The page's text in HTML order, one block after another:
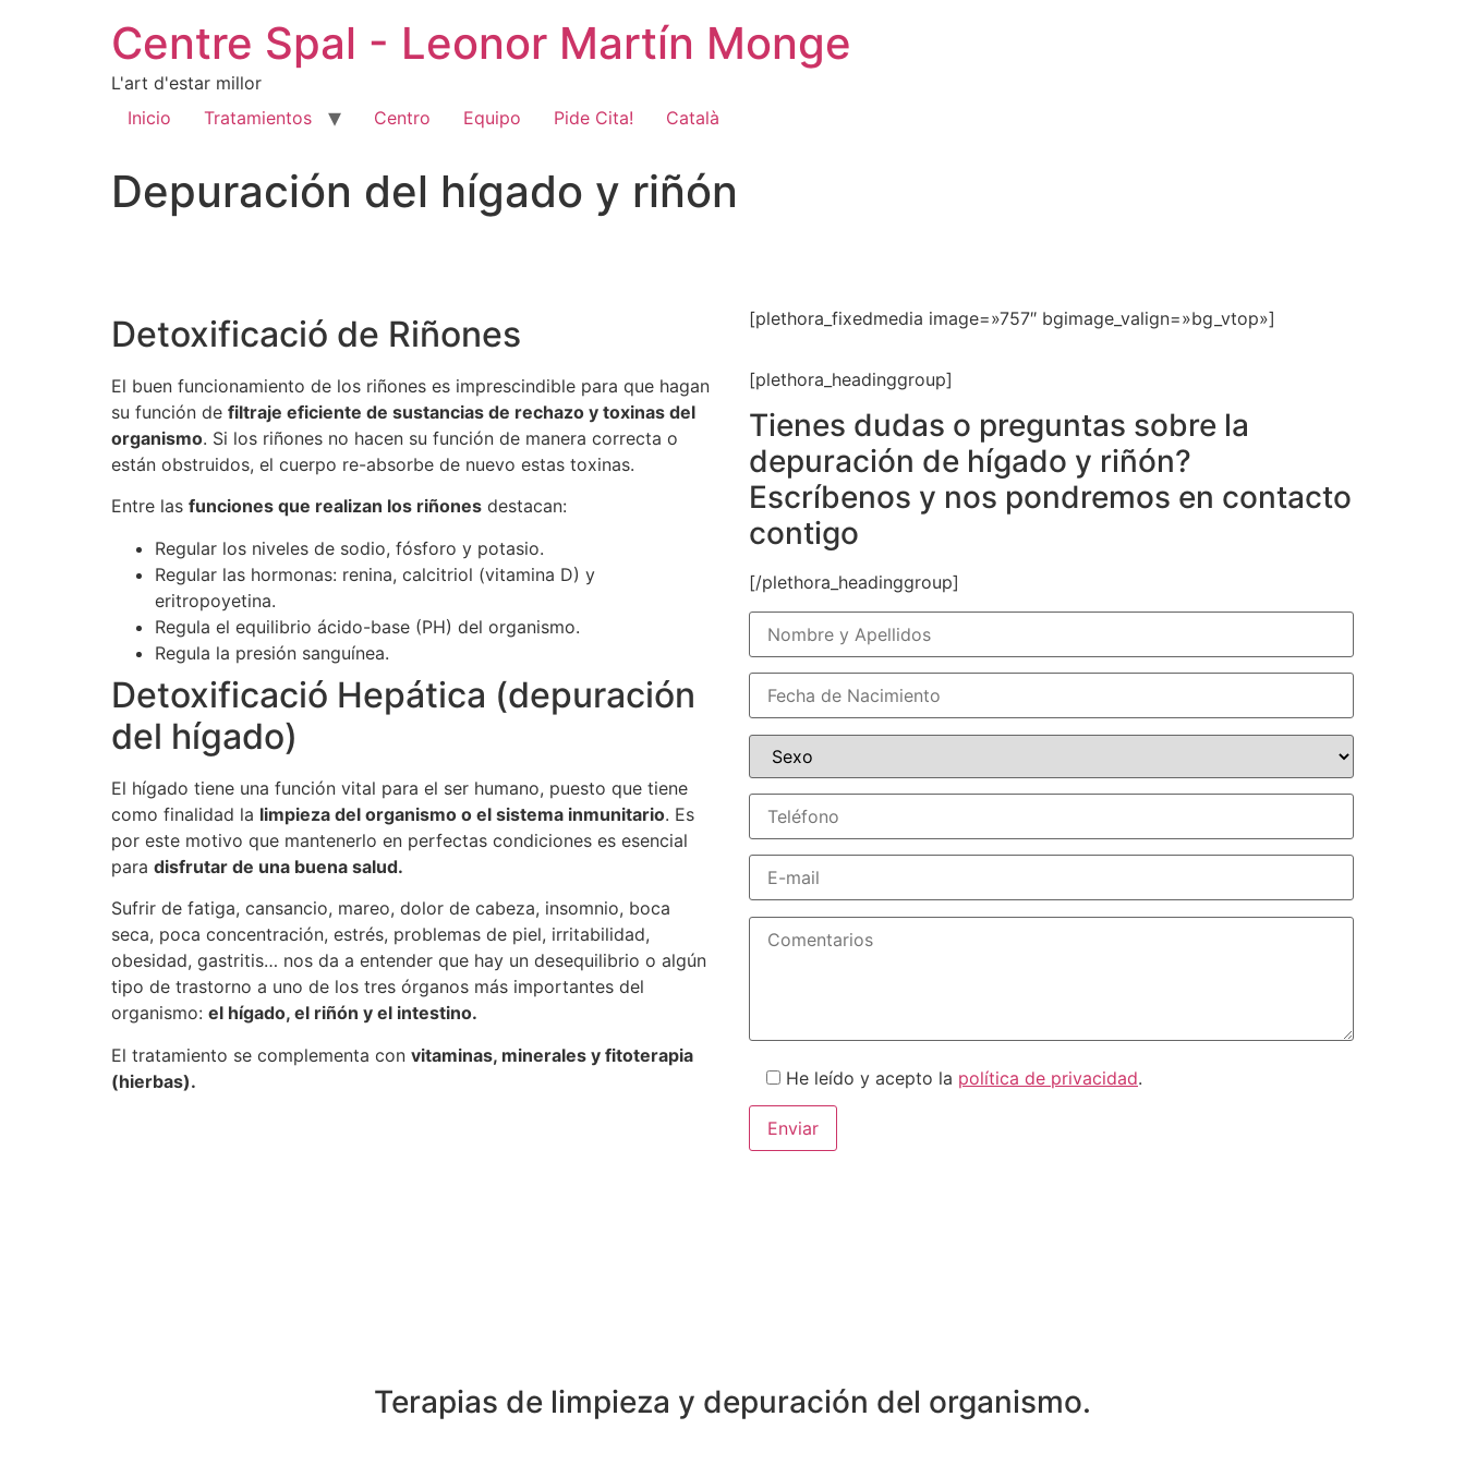
Centre Spal - Leonor Martín Monge
L'art d'estar millor
Inicio
Tratamientos Centro Equipo Pide Cita! Català
Depuración del hígado y riñón
Detoxificació de Riñones
El buen funcionamiento de los riñones es imprescindible para que hagan
su función de filtraje eficiente de sustancias de rechazo y toxinas del
organismo. Si los riñones no hacen su función de manera correcta o
están obstruidos, el cuerpo re-absorbe de nuevo estas toxinas.
Entre las funciones que realizan los riñones destacan:
Regular los niveles de sodio, fósforo y potasio.
Regular las hormonas: renina, calcitriol (vitamina D) y
eritropoyetina.
Regula el equilibrio ácido-base (PH) del organismo.
Regula la presión sanguínea.
Detoxificació Hepática (depuración
del hígado)
El hígado tiene una función vital para el ser humano, puesto que tiene
como finalidad la limpieza del organismo o el sistema inmunitario. Es
por este motivo que mantenerlo en perfectas condiciones es esencial
para disfrutar de una buena salud.
Sufrir de fatiga, cansancio, mareo, dolor de cabeza, insomnio, boca
seca, poca concentración, estrés, problemas de piel, irritabilidad,
obesidad, gastritis… nos da a entender que hay un desequilibrio o algún
tipo de trastorno a uno de los tres órganos más importantes del
organismo: el hígado, el riñón y el intestino.
El tratamiento se complementa con vitaminas, minerales y fitoterapia
(hierbas).
[plethora_fixedmedia image=»757″ bgimage_valign=»bg_vtop»]
[plethora_headinggroup]
Tienes dudas o preguntas sobre la
depuración de hígado y riñón?
Escríbenos y nos pondremos en contacto
contigo
[/plethora_headinggroup]
He leído y acepto la política de privacidad.
Terapias de limpieza y depuración del organismo.